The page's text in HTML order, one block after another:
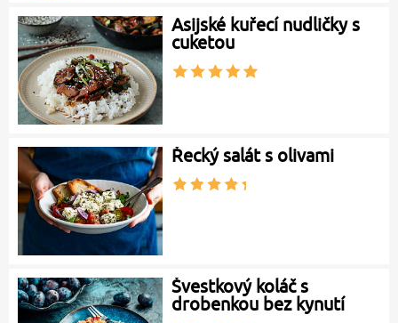
Asijské kuřecí nudličky s
cuketou
Řecký salát s olivami
Švestkový koláč s
drobenkou bez kynutí